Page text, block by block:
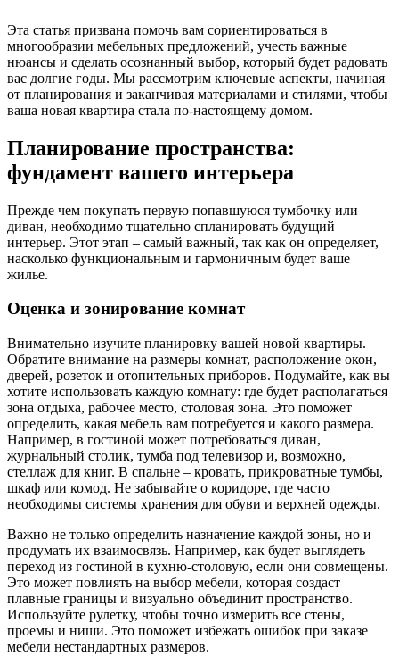
Эта статья призвана помочь вам сориентироваться в
многообразии мебельных предложений, учесть важные
нюансы и сделать осознанный выбор, который будет радовать
вас долгие годы. Мы рассмотрим ключевые аспекты, начиная
от планирования и заканчивая материалами и стилями, чтобы
ваша новая квартира стала по-настоящему домом.
Планирование пространства:
фундамент вашего интерьера
Прежде чем покупать первую попавшуюся тумбочку или
диван, необходимо тщательно спланировать будущий
интерьер. Этот этап – самый важный, так как он определяет,
насколько функциональным и гармоничным будет ваше
жилье.
Оценка и зонирование комнат
Внимательно изучите планировку вашей новой квартиры.
Обратите внимание на размеры комнат, расположение окон,
дверей, розеток и отопительных приборов. Подумайте, как вы
хотите использовать каждую комнату: где будет располагаться
зона отдыха, рабочее место, столовая зона. Это поможет
определить, какая мебель вам потребуется и какого размера.
Например, в гостиной может потребоваться диван,
журнальный столик, тумба под телевизор и, возможно,
стеллаж для книг. В спальне – кровать, прикроватные тумбы,
шкаф или комод. Не забывайте о коридоре, где часто
необходимы системы хранения для обуви и верхней одежды.
Важно не только определить назначение каждой зоны, но и
продумать их взаимосвязь. Например, как будет выглядеть
переход из гостиной в кухню-столовую, если они совмещены.
Это может повлиять на выбор мебели, которая создаст
плавные границы и визуально объединит пространство.
Используйте рулетку, чтобы точно измерить все стены,
проемы и ниши. Это поможет избежать ошибок при заказе
мебели нестандартных размеров.